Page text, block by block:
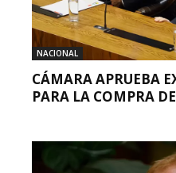
NACIONAL
CÁMARA APRUEBA
PARA LA COMPRA